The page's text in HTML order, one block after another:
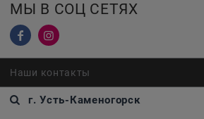
МЫ В СОЦ СЕТЯХ
Наши контакты
г. Усть-Каменогорск